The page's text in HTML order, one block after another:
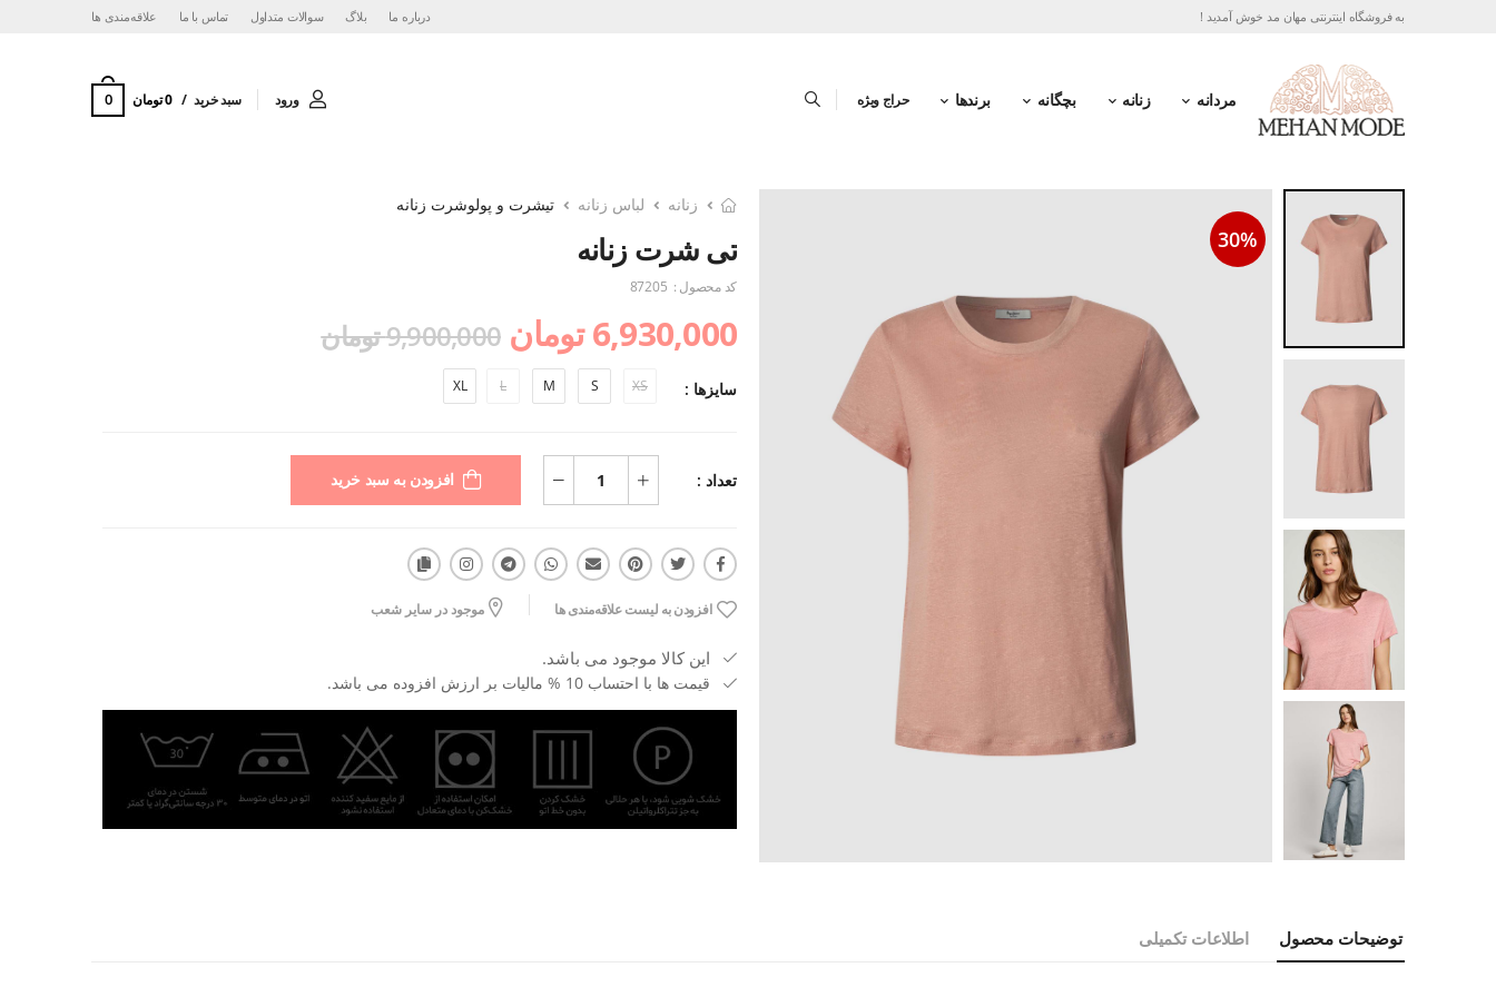
به فروشگاه اینترنتی مهان مد خوش آمدید ! درباره ما بلاگ سوالات متداول تماس با ما ‌علاقه‌مندی ها
مردانه زنانه بچگانه برندها حراج ویژه ورود سبد خرید 0 تومان 0
30%
زنانه لباس زنانه تیشرت و پولوشرت زنانه
تی شرت زنانه
کد محصول : 87205
6,930,000 تومان 9,900,000 تومان
سایزها : XS
S
M
L
XL
تعداد : افزودن به سبد خرید
افزودن به لیست علاقه‌مندی ها موجود در سایر شعب
این کالا موجود می باشد.
قیمت ها با احتساب 10 % مالیات بر ارزش افزوده می باشد.
توضیحات محصول اطلاعات تکمیلی